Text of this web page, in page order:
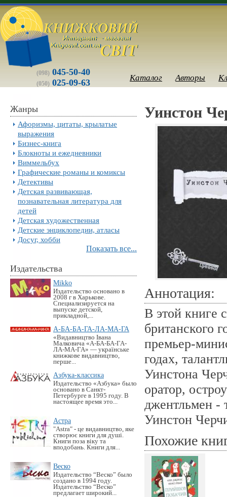
(098) 045-50-40
(050) 025-09-63 Каталог Авторы
Жанры
Афоризмы, цитаты, крылатые
выражения
Бизнес-книга
Блокноты и ежедневники
Виммельбух
Графические романы и комиксы
Детективы
Детская развивающая,
познавательная литература для
детей
Детская художественная
Детские энциклопедии, атласы
Досуг, хобби
Показать все...
Издательства
Mikko
Издательство основано в
2008 г в Харькове.
Специализируется на
выпуске детской,
прикладной,...
А-БА-БА-ГА-ЛА-МА-ГА
«Видавництво Івана
Малковича «А-БА-БА-ГА-
ЛА-МА-ГА» — українське
книжкове видавництво,
перше...
Азбука-классика
Издательство «Азбука» было
основано в Санкт-
Петербурге в 1995 году. В
настоящее время это...
Астра
"Astra" - це видавництво, яке
створює книги для душі.
Книги поза віку та
вподобань. Книги для...
Веско
Издательство “Веско” было
создано в 1994 году.
Издательство “Веско”
предлагает широкий...
Уинстон
Аннотация:
В этой книге
британского
премьер-
годах,
Уинстона
оратор,
джентльмен -
Уинстон
Похожие